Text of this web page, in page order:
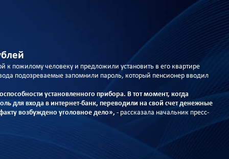
пожилому человеку и предложили установить в его квартире
подозреваемые запомнили пароль, который пенсионер вводил
установленного прибора. В тот момент, когда
для входа в интернет-банк, переводили на свой счет денежные
возбуждено уголовное дело», - рассказала начальник пресс-